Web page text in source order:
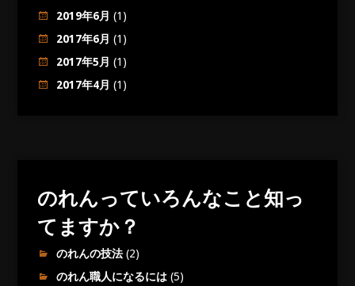
2019年6月 (1)
2017年6月 (1)
2017年5月 (1)
2017年4月 (1)
のれんっていろんなこと知っ
てますか？
のれんの技法(2)
のれん職人になるには(5)